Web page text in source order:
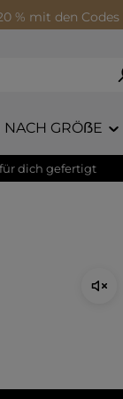
% mit den Codes
GRÖẞE
dich gefertigt